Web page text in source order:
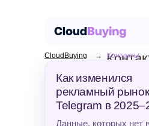
Как изменился
рекламный рынок
Telegram в
Данные, которых нет
CloudBuying Контакты
→
Помогаем брендам
рекламные